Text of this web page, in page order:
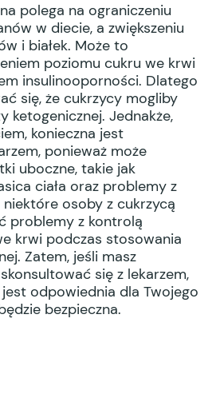
polega na ograniczeniu
w diecie, a zwiększeniu
i białek. Może to
poziomu cukru we krwi
insulinooporności. Dlatego
się, że cukrzycy mogliby
ketogenicznej. Jednakże,
konieczna jest
ponieważ może
uboczne, takie jak
ciała oraz problemy z
osoby z cukrzycą
problemy z kontrolą
krwi podczas stosowania
Zatem, jeśli masz
się z lekarzem,
odpowiednia dla Twojego
bezpieczna.